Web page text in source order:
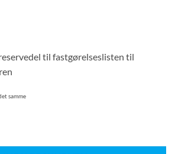
til fastgørelseslisten til
samme